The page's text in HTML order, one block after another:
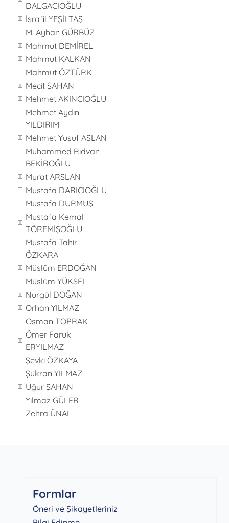
DALGACIOĞLU
İsrafil YEŞİLTAŞ
M. Ayhan GÜRBÜZ
Mahmut DEMİREL
Mahmut KALKAN
Mahmut ÖZTÜRK
Mecit ŞAHAN
Mehmet AKINCIOĞLU
Mehmet Aydın
YILDIRIM
Mehmet Yusuf ASLAN
Muhammed Rıdvan
BEKİROĞLU
Murat ARSLAN
Mustafa DARICIOĞLU
Mustafa DURMUŞ
Mustafa Kemal
TÖREMİŞOĞLU
Mustafa Tahir
ÖZKARA
Müslüm ERDOĞAN
Müslüm YÜKSEL
Nurgül DOĞAN
Orhan YILMAZ
Osman TOPRAK
Ömer Faruk
ERYILMAZ
Şevki ÖZKAYA
Şükran YILMAZ
Uğur ŞAHAN
Yılmaz GÜLER
Zehra ÜNAL
Formlar
Öneri ve Şikayetleriniz